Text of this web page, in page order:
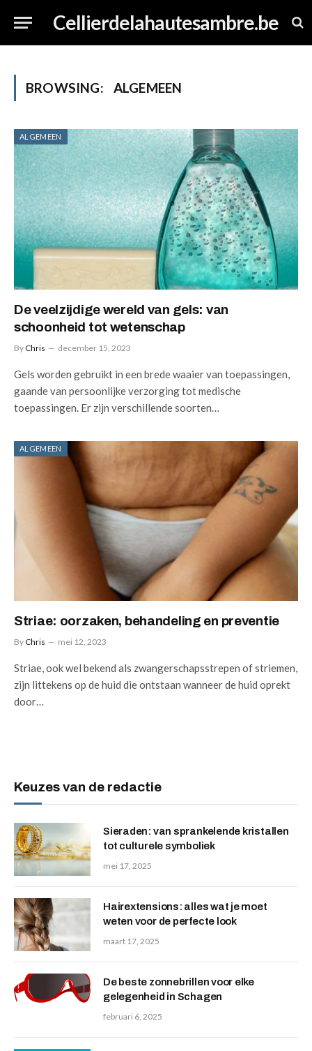
Cellierdelahautesambre.be
BROWSING: ALGEMEEN
ALGEMEEN
De veelzijdige wereld van gels: van
schoonheid tot wetenschap
By Chris december 15, 2023
Gels worden gebruikt in een brede waaier van toepassingen,
gaande van persoonlijke verzorging tot medische
toepassingen. Er zijn verschillende soorten…
ALGEMEEN
Striae: oorzaken, behandeling en preventie
By Chris mei 12, 2023
Striae, ook wel bekend als zwangerschapsstrepen of striemen,
zijn littekens op de huid die ontstaan wanneer de huid oprekt
door…
Keuzes van de redactie
Sieraden: van sprankelende kristallen
tot culturele symboliek
mei 17, 2025
Hairextensions: alles wat je moet
weten voor de perfecte look
maart 17, 2025
De beste zonnebrillen voor elke
gelegenheid in Schagen
februari 6, 2025